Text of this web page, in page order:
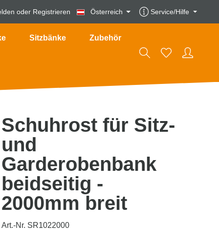
oder Registrieren Österreich Service/Hilfe
Sitzbänke Zubehör
Schuhrost für Sitz-
und
Garderobenbank
beidseitig -
2000mm breit
Art.-Nr. SR1022000